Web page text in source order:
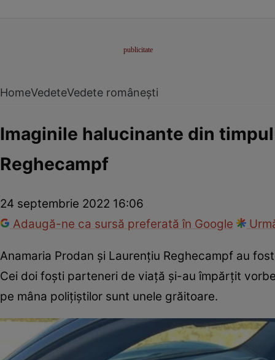
HomeVedeteVedete românești
Imaginile halucinante din
Reghecampf
24 septembrie 2022 16:06
Adaugă-ne ca sursă preferată în Google
Anamaria Prodan și Laurențiu Reghecampf au
Cei doi foști parteneri de viață și-au împărțit
pe mâna polițiștilor sunt unele grăitoare.